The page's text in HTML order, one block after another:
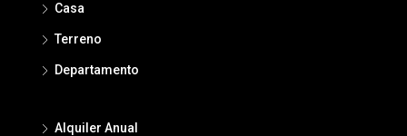
Casa
Terreno
Departamento
Alquiler Anual